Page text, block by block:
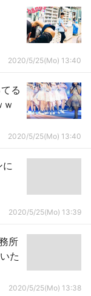
2020/5/25(Mo) 13:40
る
2020/5/25(Mo) 13:40
に
2020/5/25(Mo) 13:39
所
た
2020/5/25(Mo) 13:38